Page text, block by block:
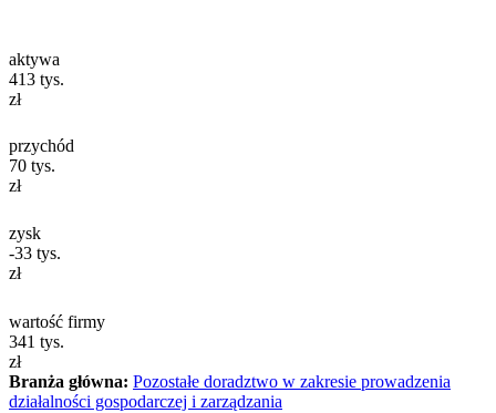
aktywa
413 tys.
zł
przychód
70 tys.
zł
zysk
-33 tys.
zł
wartość firmy
341 tys.
zł
Branża główna: Pozostałe doradztwo w zakresie prowadzenia
działalności gospodarczej i zarządzania